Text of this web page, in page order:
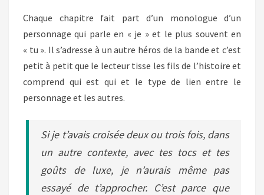
Chaque chapitre fait part d’un monologue d’un
personnage qui parle en « je » et le plus souvent en
« tu ». Il s’adresse à un autre héros de la bande et c’est
petit à petit que le lecteur tisse les fils de l’histoire et
comprend qui est qui et le type de lien entre le
personnage et les autres.
Si je t’avais croisée deux ou trois fois, dans
un autre contexte, avec tes tocs et tes
goûts de luxe, je n’aurais même pas
essayé de t’approcher. C’est parce que